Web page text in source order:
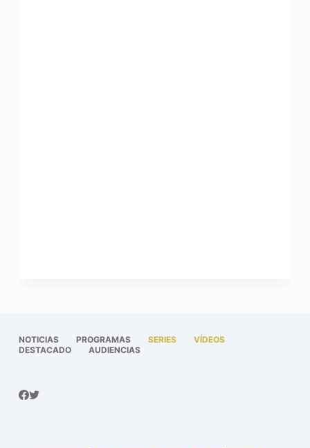
NOTICIAS PROGRAMAS SERIES
VÍDEOS
DESTACADO
AUDIENCIAS